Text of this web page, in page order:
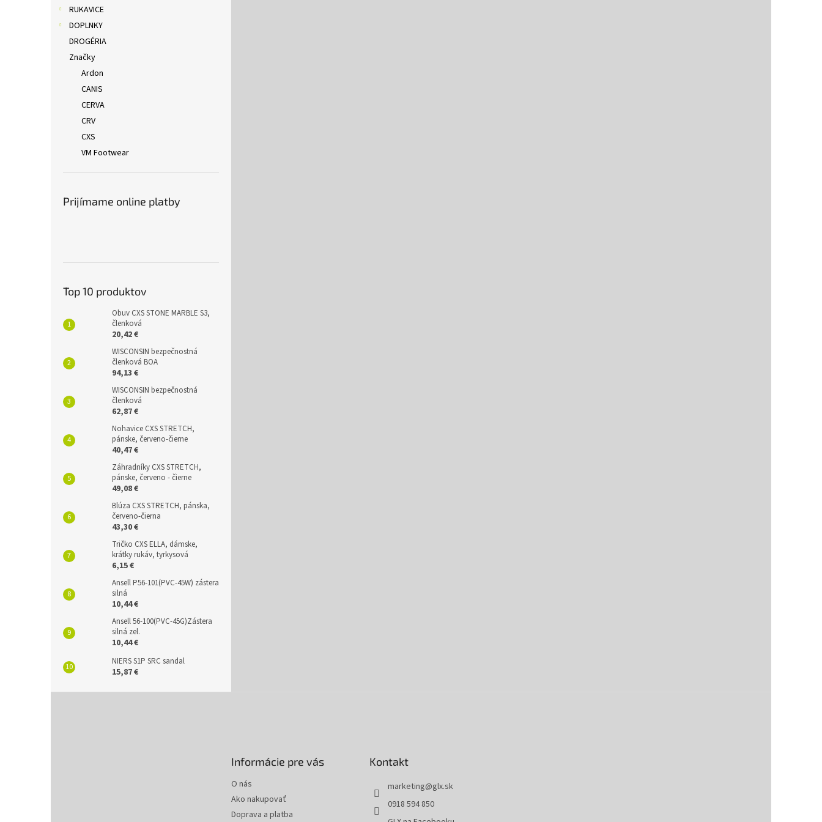
RUKAVICE
DOPLNKY
DROGÉRIA
Značky
Ardon
CANIS
CERVA
CRV
CXS
VM Footwear
Prijímame online platby
Top 10 produktov
Obuv CXS STONE MARBLE S3,
členková
20,42 €
WISCONSIN bezpečnostná
členková BOA
94,13 €
WISCONSIN bezpečnostná
členková
62,87 €
Nohavice CXS STRETCH,
pánske, červeno-čierne
40,47 €
Záhradníky CXS STRETCH,
pánske, červeno - čierne
49,08 €
Blúza CXS STRETCH, pánska,
červeno-čierna
43,30 €
Tričko CXS ELLA, dámske,
krátky rukáv, tyrkysová
6,15 €
Ansell P56-101(PVC-45W) zástera
silná
10,44 €
Ansell 56-100(PVC-45G)Zástera
silná zel.
10,44 €
NIERS S1P SRC sandal
15,87 €
Informácie pre vás
O nás
Ako nakupovať
Doprava a platba
Kontakt
marketing@glx.sk
0918 594 850